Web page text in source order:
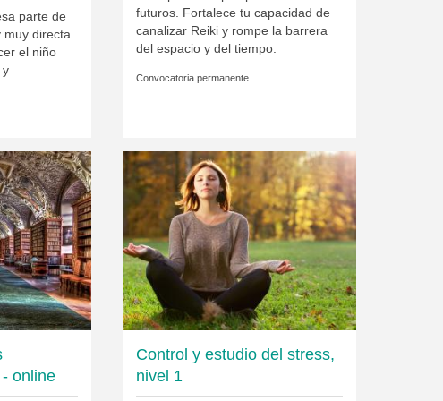
parte de
muy directa
el niño
futuros. Fortalece tu capacidad de
canalizar Reiki y rompe la barrera
del espacio y del tiempo.
Convocatoria permanente
online
Control y estudio del stress,
nivel 1